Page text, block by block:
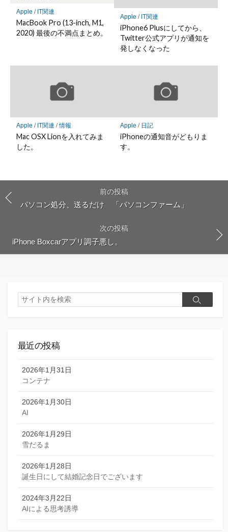
Apple / IT関連
MacBook Pro (13-inch, M1,
2020) 最後の不満点まとめ。
Apple / IT関連
iPhone6 Plusにしてから、
Twitter公式アプリが通知を
発しなくなった
Apple / IT関連 /情報
Mac OSX Lionを入れてみま
した。
Apple / 日記
iPhoneの通知音がどもりま
す。
前の投稿
パソコン処分、送るだけ 「パソコンファーム」
次の投稿
iPhone Boxcarアプリ調子悪し。
検
索
検
最近の投稿
2026年1月31日
コンテナ
2026年1月30日
AI
2026年1月29日
雪だるま
2026年1月28日
誕生日にして結婚記念日でございます
2024年3月22日
AIによる思考誘導